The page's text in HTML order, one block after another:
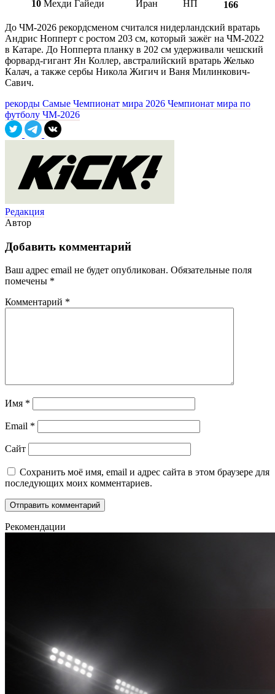
10 Мехди Гайеди Иран НП 166
До ЧМ-2026 рекордсменом считался нидерландский вратарь
Андрис Нопперт с ростом 203 см, который зажёг на ЧМ-2022
в Катаре. До Нопперта планку в 202 см удерживали чешский
форвард-гигант Ян Коллер, австралийский вратарь Желько
Калач, а также сербы Никола Жигич и Ваня Милинкович-
Савич.
рекорды Самые Чемпионат мира 2026 Чемпионат мира по
футболу ЧМ-2026
Редакция
Автор
Добавить комментарий
Ваш адрес email не будет опубликован. Обязательные поля
помечены *
Комментарий *
Имя *
Email *
Сайт
Сохранить моё имя, email и адрес сайта в этом браузере для
последующих моих комментариев.
Рекомендации